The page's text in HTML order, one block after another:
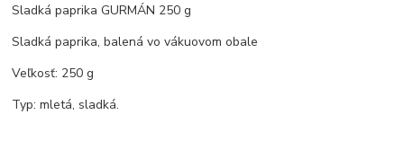
Sladká paprika GURMÁN 250 g
Sladká paprika, balená vo vákuovom obale
Veľkosť: 250 g
Typ: mletá, sladká.